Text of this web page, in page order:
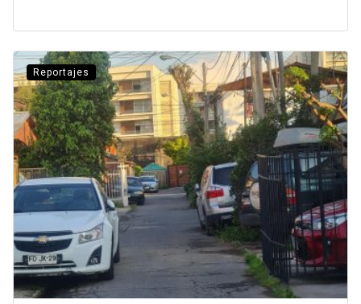
Reportajes